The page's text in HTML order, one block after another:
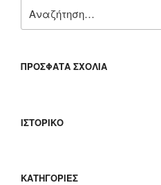
για:
ΠΡΌΣΦΑΤΑ ΣΧΌΛΙΑ
ΙΣΤΟΡΙΚΌ
KΑΤΗΓΟΡΊΕΣ